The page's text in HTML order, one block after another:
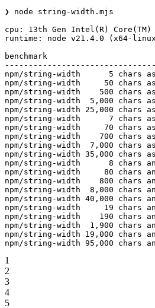
❯ node string-width.mjs
cpu:
13th Gen Intel ( R) Core ( TM)
runtime:
node v21.4.0 (x64-
benchmark
npm/string-width
      5
chars
npm/string-width
     50
chars
npm/string-width
    500
chars
npm/string-width
  5,000
chars
npm/string-width 25,000 chars
npm/string-width
      7
chars
npm/string-width
     70
chars
npm/string-width
    700
chars
npm/string-width
  7,000
chars
npm/string-width 35,000 chars
npm/string-width
      8
chars
npm/string-width
     80
chars
npm/string-width
    800
chars
npm/string-width
  8,000
chars
npm/string-width 40,000 chars
npm/string-width
     19
chars
npm/string-width
    190
chars
npm/string-width
  1,900
chars
npm/string-width 19,000 chars
npm/string-width 95,000 chars
1
2
3
4
5